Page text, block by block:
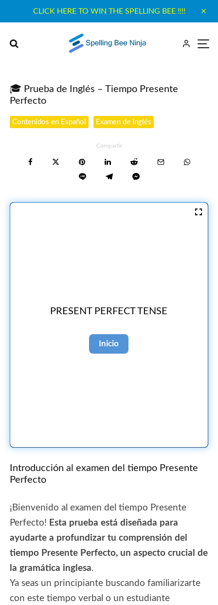
CLICK HERE TO WIN THE SPELLING BEE !!!!
🎓 Prueba de Inglés – Tiempo Presente
Perfecto
Contenidos en Español Examen de Inglés
Compartir
PRESENT PERFECT TENSE
Introducción al examen del tiempo Presente
Perfecto
¡Bienvenido al examen del tiempo Presente
Perfecto! Esta prueba está diseñada para
ayudarte a profundizar tu comprensión del
tiempo Presente Perfecto, un aspecto crucial de
la gramática inglesa.
Ya seas un principiante buscando familiarizarte
con este tiempo verbal o un estudiante